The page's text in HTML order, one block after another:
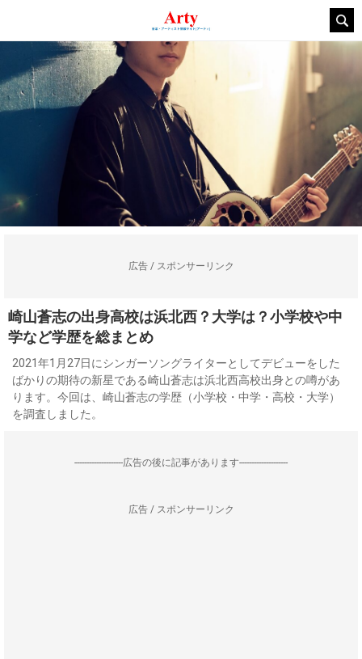
広告 / スポンサーリンク
崎山蒼志の出身高校は浜北西？大学は？小学校や中
学など学歴を総まとめ
2021年1月27日にシンガーソングライターとしてデビューをした
ばかりの期待の新星である崎山蒼志は浜北西高校出身との噂があ
ります。今回は、崎山蒼志の学歴（小学校・中学・高校・大学）
を調査しました。
--------------------広告の後に記事があります--------------------
広告 / スポンサーリンク